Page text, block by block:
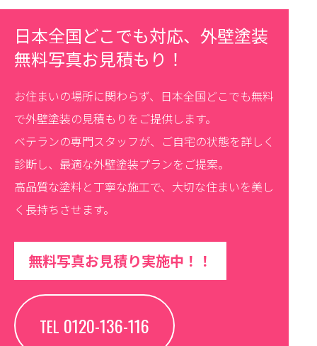
日本全国どこでも対応、外壁塗装
無料写真お見積もり！
お住まいの場所に関わらず、日本全国どこでも無料
で外壁塗装の見積もりをご提供します。
ベテランの専門スタッフが、ご自宅の状態を詳しく
診断し、最適な外壁塗装プランをご提案。
高品質な塗料と丁寧な施工で、大切な住まいを美し
く長持ちさせます。
無料写真お見積り実施中！！
TEL 0120-136-116